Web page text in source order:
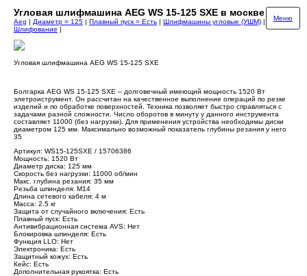
Угловая шлифмашина AEG WS 15-125 SXE в москве
Меню
Aeg | Диаметр = 125 | Плавный пуск = Есть | Шлифмашины угловые (УШМ) |
Шлифование |
Угловая шлифмашина AEG WS 15-125 SXE
Болгарка AEG WS 15-125 SXE – долговечный имеющий мощность 1520 Вт
элетроиструмент. Он рассчитан на качественное выполнение операций по резке
изделий и по обработке поверхностей. Техника позволяет быстро справляться с
задачами разной сложности. Число оборотов в минуту у данного инструмента
составляет 11000 (без нагрузки). Для применения устройства необходимы диски
диаметром 125 мм. Максимально возможный показатель глубины резания у него
35
Артикул: WS15-125SXE / 15706386
Мощность: 1520 Вт
Диаметр диска: 125 мм
Скорость без нагрузки: 11000 об/мин
Макс. глубина резания: 35 мм
Резьба шпинделя: М14
Длина сетевого кабеля: 4 м
Масса: 2.5 кг
Защита от случайного включения: Есть
Плавный пуск: Есть
Антивибрационная система AVS: Нет
Блокировка шпинделя: Есть
Функция LLO: Нет
Электроника: Есть
Защитный кожух: Есть
Кейс: Есть
Дополнительная рукоятка: Есть